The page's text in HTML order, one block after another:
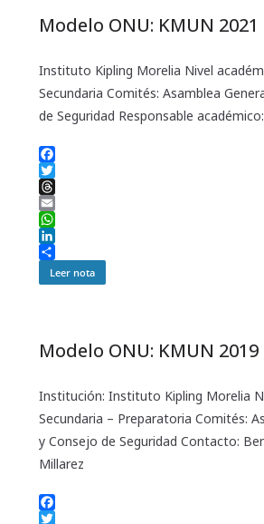
n
t
iModelo ONU: KMUN 2021
Instituto Kipling Morelia Nivel
Secundaria Comités: Asamblea
de Seguridad Responsable
F
a
c
e
b
o
o
k
T
w
i
t
t
e
r
T
h
r
e
a
d
E
m
a
i
l
W
h
a
t
p
L
i
n
I
C
o
r
r
Leer nota
Modelo ONU: KMUN 2019
Institución: Instituto Kipling Morelia
Secundaria – Preparatoria Comités:
y Consejo de Seguridad Contacto:
Millarez
F